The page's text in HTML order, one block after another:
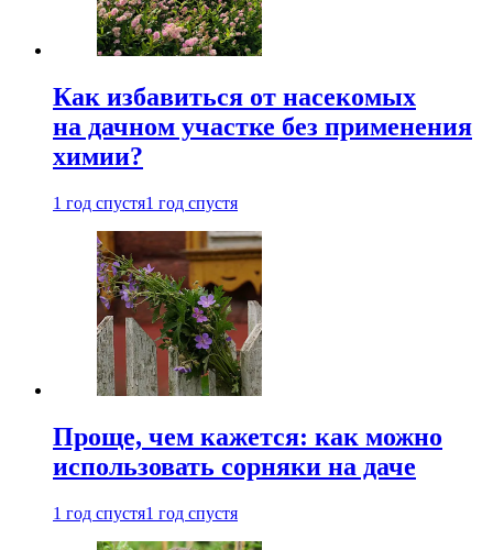
Как избавиться от насекомых
на дачном участке без применения
химии?
1 год спустя1 год спустя
Проще, чем кажется: как можно
использовать сорняки на даче
1 год спустя1 год спустя